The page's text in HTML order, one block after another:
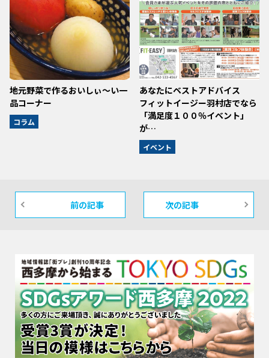
地元野菜で作るおいしぃ～い一
品コーナー
コラム
あなたにベストアドバイス
フィットイージー羽村店でなら
「満足度１００％イベント」
が…
イベント
前の記事 次の記事